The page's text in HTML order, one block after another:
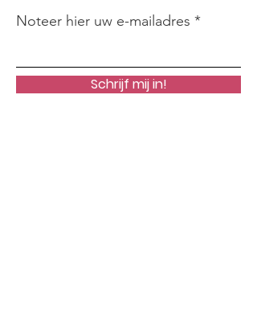
Noteer hier uw e-mailadres
Schrijf mij in!